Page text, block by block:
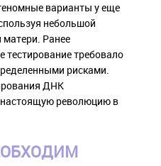
варианты у еще
небольшой
матери. Ранее
тестирование требовало
рисками.
ДНК
настоящую революцию в